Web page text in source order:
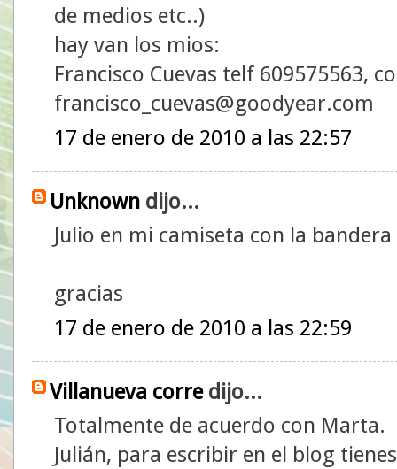
de medios etc..)
hay van los mios:
Francisco Cuevas telf 609575563,
francisco_cuevas@goodyear.com
17 de enero de 2010 a las 22:57
Unknown dijo...
Julio en mi camiseta con la bandera
gracias
17 de enero de 2010 a las 22:59
Villanueva corredijo...
Totalmente de acuerdo con Marta.
Julián, para escribir en el blog